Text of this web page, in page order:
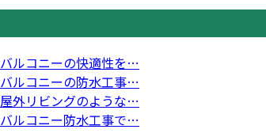
バルコニーの快適性を…
バルコニーの防水工事…
屋外リビングのような…
バルコニー防水工事で…